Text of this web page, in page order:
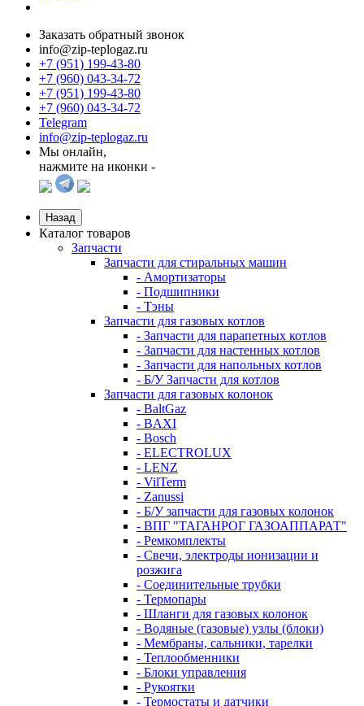
Заказать обратный звонок
info@zip-teplogaz.ru
+7 (951) 199-43-80
+7 (960) 043-34-72
+7 (951) 199-43-80
+7 (960) 043-34-72
Telegram
info@zip-teplogaz.ru
Мы онлайн,
нажмите на иконки -
Назад
Каталог товаров
Запчасти
Запчасти для стиральных машин
- Амортизаторы
- Подшипники
- Тэны
Запчасти для газовых котлов
- Запчасти для парапетных котлов
- Запчасти для настенных котлов
- Запчасти для напольных котлов
- Б/У Запчасти для котлов
Запчасти для газовых колонок
- BaltGaz
- BAXI
- Bosch
- ELECTROLUX
- LENZ
- VilTerm
- Zanussi
- Б/У запчасти для газовых колонок
- ВПГ "ТАГАНРОГ ГАЗОАППАРАТ"
- Ремкомплекты
- Свечи, электроды ионизации и
розжига
- Соединительные трубки
- Термопары
- Шланги для газовых колонок
- Водяные (газовые) узлы (блоки)
- Мембраны, сальники, тарелки
- Теплообменники
- Блоки управления
- Рукоятки
- Термостаты и датчики